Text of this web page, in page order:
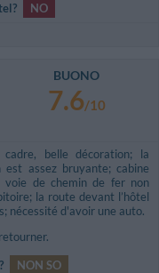
NO
BUONO
7.6/10
belle décoration; la
assez bruyante; cabine
de chemin de fer non
la route devant l’hôtel
nécessité d'avoir une auto.
NON SO